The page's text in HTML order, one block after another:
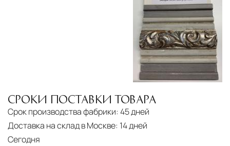
СРОКИ ПОСТАВКИ ТОВАРА
Срок производства фабрики: 45 дней
Доставка на склад в Москве: 14 дней
Сегодня